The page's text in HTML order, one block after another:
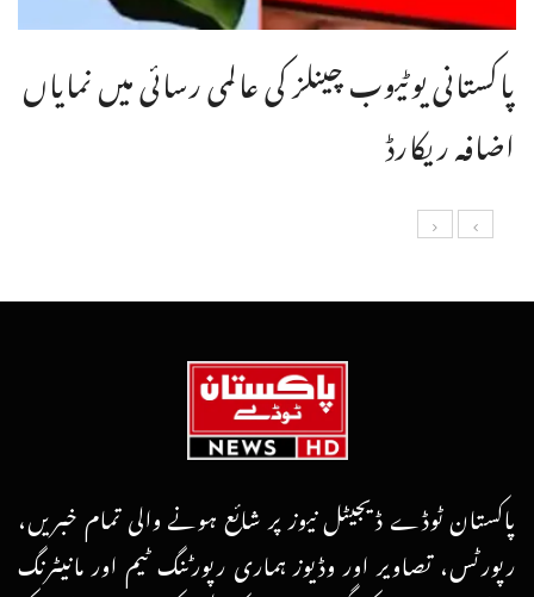
پاکستانی یوٹیوب چینلز کی عالمی رسائی میں نمایاں
اضافہ ریکارڈ
پاکستان ٹوڈے ڈیجیٹل نیوز پر شائع ہونے والی تمام خبریں،
رپورٹس، تصاویر اور وڈیوز ہماری رپورٹنگ ٹیم اور مانیٹرنگ